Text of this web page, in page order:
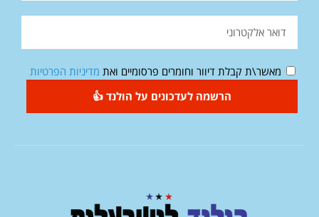
מאשר\ת קבלת דיוור וחומרים פרסומיים ואת מדיניות הפרטיות
הרשמה לעדכונים על הולנד 👍